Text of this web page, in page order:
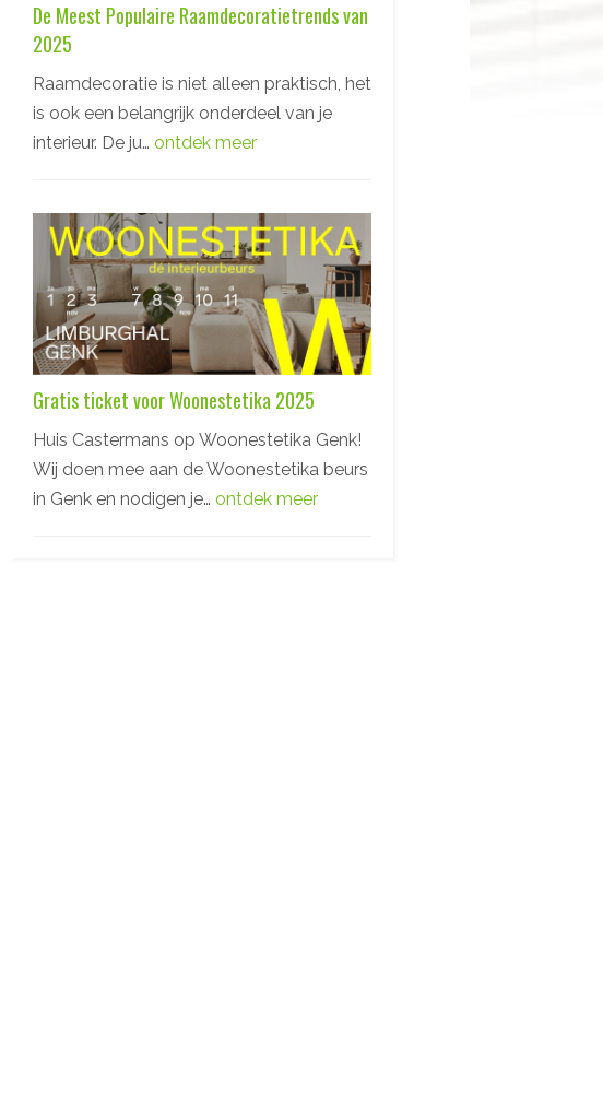
De Meest Populaire Raamdecoratietrends van
2025
Raamdecoratie is niet alleen praktisch, het
is ook een belangrijk onderdeel van je
interieur. De ju… ontdek meer
Gratis ticket voor Woonestetika 2025
Huis Castermans op Woonestetika Genk!
Wij doen mee aan de Woonestetika beurs
in Genk en nodigen je… ontdek meer